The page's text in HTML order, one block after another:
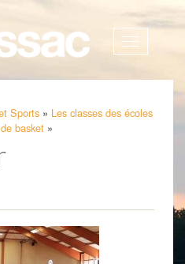
Afficher
Sports » Les classes des écoles
basket »